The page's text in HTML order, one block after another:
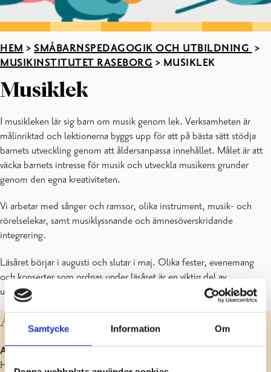
Samtycke Information Om
HEM > SMÅBARNSPEDAGOGIK OCH UTBILDNING >
MUSIKINSTITUTET RASEBORG > MUSIKLEK
Musiklek
I musikleken lär sig barn om musik genom lek. Verksamheten är
målinriktad och lektionerna byggs upp för att på bästa sätt stödja
barnets utveckling genom att åldersanpassa innehållet. Målet är att
väcka barnets intresse för musik och utveckla musikens grunder
genom den egna kreativiteten.
Vi arbetar med sånger och ramsor, olika instrument, musik- och
rörelselekar, samt musiklyssnande och ämnesöverskridande
integrering.
Läsåret börjar i augusti och slutar i maj. Olika fester, evenemang
och konserter som ordnas under läsåret är en viktig del av
undervisningen.
Anmälan till musiklek
Anmälan till läsåret 2026–27 för nya elever är öppen.
Höstterminen i musikleken inleds den 24.8 enligt läsordningen.